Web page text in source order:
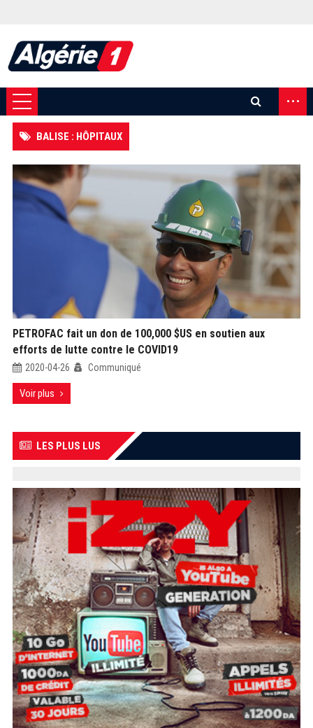
...
BALISE : HÔPITAUX
PETROFAC fait un don de 100,000 $US en soutien aux
efforts de lutte contre le COVID19
2020-04-26 Communiqué
Voir plus
LES PLUS LUS